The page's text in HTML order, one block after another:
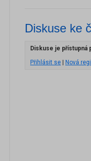
Diskuse ke
Diskuse je
Přihlásit se
Nová